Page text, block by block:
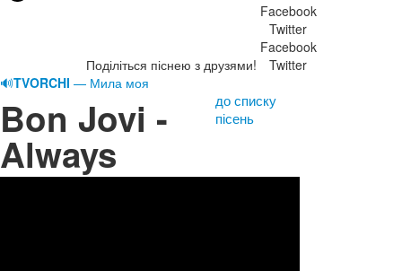
Поділіться піснею з друзями!
Facebook
Twitter
Facebook
Twitter
🔊TVORCHI — Мила моя
Bon Jovi -
Always
до списку
пісень